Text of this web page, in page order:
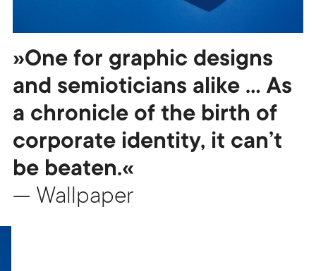
»One for graphic designs
and semioticians alike … As
a chronicle of the birth of
corporate identity, it can’t
be beaten.«
— Wallpaper